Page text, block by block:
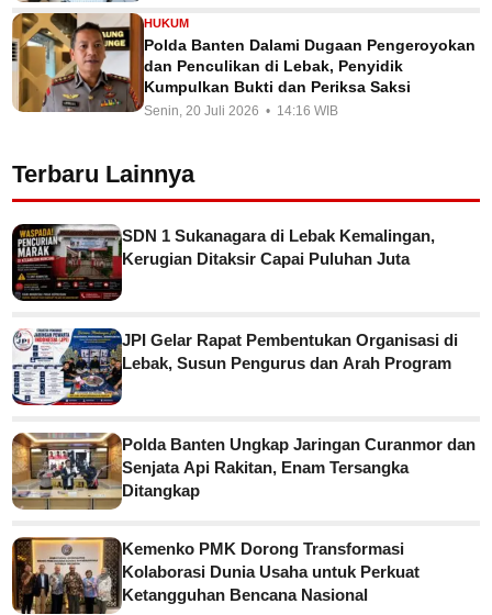
HUKUM
Polda Banten Dalami Dugaan Pengeroyokan
dan Penculikan di Lebak, Penyidik
Kumpulkan Bukti dan Periksa Saksi
Senin, 20 Juli 2026 • 14:16 WIB
Terbaru Lainnya
SDN 1 Sukanagara di Lebak Kemalingan,
Kerugian Ditaksir Capai Puluhan Juta
JPI Gelar Rapat Pembentukan Organisasi di
Lebak, Susun Pengurus dan Arah Program
Polda Banten Ungkap Jaringan Curanmor dan
Senjata Api Rakitan, Enam Tersangka
Ditangkap
Kemenko PMK Dorong Transformasi
Kolaborasi Dunia Usaha untuk Perkuat
Ketangguhan Bencana Nasional